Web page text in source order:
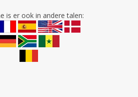
is er ook in andere talen: